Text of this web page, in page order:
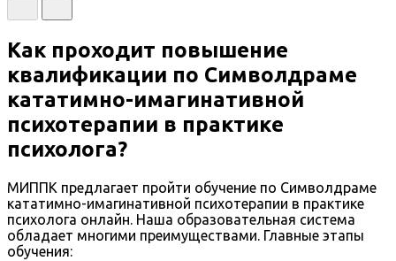
Как проходит повышение
квалификации по Символдраме
кататимно-имагинативной
психотерапии в практике
психолога?
МИППК предлагает пройти обучение по Символдраме
кататимно-имагинативной психотерапии в практике
психолога онлайн. Наша образовательная система
обладает многими преимуществами. Главные этапы
обучения: